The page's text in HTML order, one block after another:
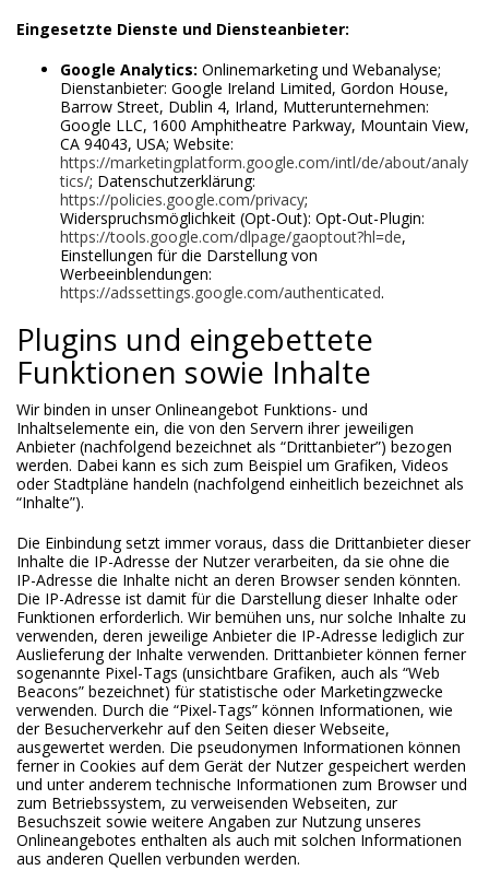
Eingesetzte Dienste und Diensteanbieter:
Google Analytics: Onlinemarketing und Webanalyse;
Dienstanbieter: Google Ireland Limited, Gordon House,
Barrow Street, Dublin 4, Irland, Mutterunternehmen:
Google LLC, 1600 Amphitheatre Parkway, Mountain View,
CA 94043, USA; Website:
https://marketingplatform.google.com/intl/de/about/analy
tics/; Datenschutzerklärung:
https://policies.google.com/privacy;
Widerspruchsmöglichkeit (Opt-Out): Opt-Out-Plugin:
https://tools.google.com/dlpage/gaoptout?hl=de,
Einstellungen für die Darstellung von
Werbeeinblendungen:
https://adssettings.google.com/authenticated.
Plugins und eingebettete
Funktionen sowie Inhalte
Wir binden in unser Onlineangebot Funktions- und
Inhaltselemente ein, die von den Servern ihrer jeweiligen
Anbieter (nachfolgend bezeichnet als “Drittanbieter”) bezogen
werden. Dabei kann es sich zum Beispiel um Grafiken, Videos
oder Stadtpläne handeln (nachfolgend einheitlich bezeichnet als
“Inhalte”).
Die Einbindung setzt immer voraus, dass die Drittanbieter dieser
Inhalte die IP-Adresse der Nutzer verarbeiten, da sie ohne die
IP-Adresse die Inhalte nicht an deren Browser senden könnten.
Die IP-Adresse ist damit für die Darstellung dieser Inhalte oder
Funktionen erforderlich. Wir bemühen uns, nur solche Inhalte zu
verwenden, deren jeweilige Anbieter die IP-Adresse lediglich zur
Auslieferung der Inhalte verwenden. Drittanbieter können ferner
sogenannte Pixel-Tags (unsichtbare Grafiken, auch als “Web
Beacons” bezeichnet) für statistische oder Marketingzwecke
verwenden. Durch die “Pixel-Tags” können Informationen, wie
der Besucherverkehr auf den Seiten dieser Webseite,
ausgewertet werden. Die pseudonymen Informationen können
ferner in Cookies auf dem Gerät der Nutzer gespeichert werden
und unter anderem technische Informationen zum Browser und
zum Betriebssystem, zu verweisenden Webseiten, zur
Besuchszeit sowie weitere Angaben zur Nutzung unseres
Onlineangebotes enthalten als auch mit solchen Informationen
aus anderen Quellen verbunden werden.